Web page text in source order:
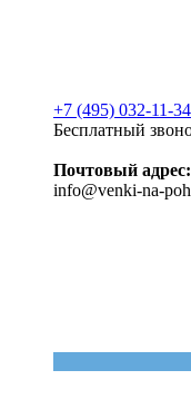
+7 (495) 032-11-34
Бесплатный
Почтовый адрес:
info@venki-na-